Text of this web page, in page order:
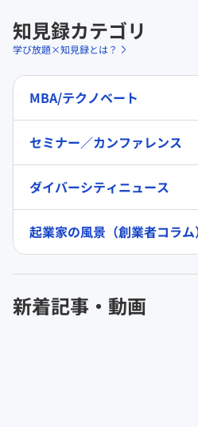
知見録カテゴリ
学び放題×知見録とは？
MBA/テクノベート
セミナー／カンファレンス
ダイバーシティニュース
起業家の風景（創業者コラム
新着記事・動画